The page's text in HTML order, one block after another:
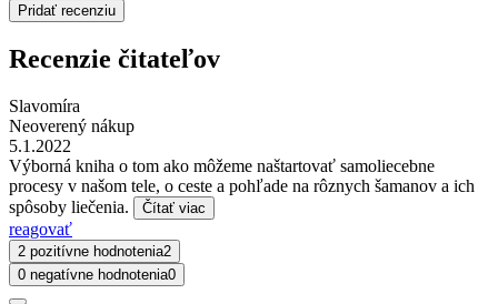
Pridať recenziu
Recenzie čitateľov
Slavomíra
Neoverený nákup
5.1.2022
Výborná kniha o tom ako môžeme naštartovať samoliecebne
procesy v našom tele, o ceste a pohľade na rôznych šamanov a ich
spôsoby liečenia.
Čítať viac
reagovať
2 pozitívne hodnotenia2
0 negatívne hodnotenia0